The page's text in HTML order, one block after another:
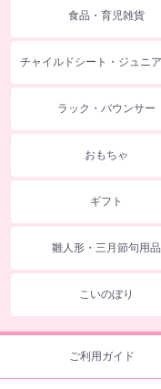
食品・育児雑貨
ラック・バウンサー
おもちゃ
ギフト
雛人形・三月節句用品
こいのぼり
ご利用ガイド